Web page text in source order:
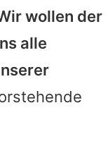
wollen der
alle